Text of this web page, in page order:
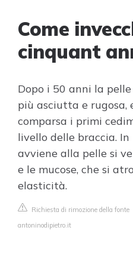
Come
cinquant
Dopo i 50 anni la
più asciutta e rugosa,
comparsa i primi
livello delle braccia.
avviene alla pelle si
e le mucose, che si
elasticità.
Richiesta di rimozione della fonte
antoninodipietro.it